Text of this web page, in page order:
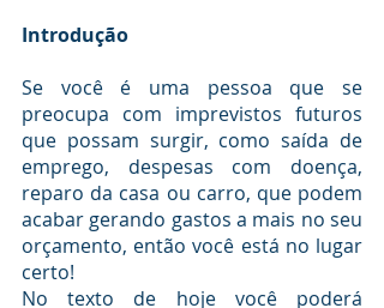
Introdução
Se você é uma pessoa que se
preocupa com imprevistos futuros
que possam surgir, como saída de
emprego, despesas com doença,
reparo da casa ou carro, que podem
acabar gerando gastos a mais no seu
orçamento, então você está no lugar
certo!
No texto de hoje você poderá